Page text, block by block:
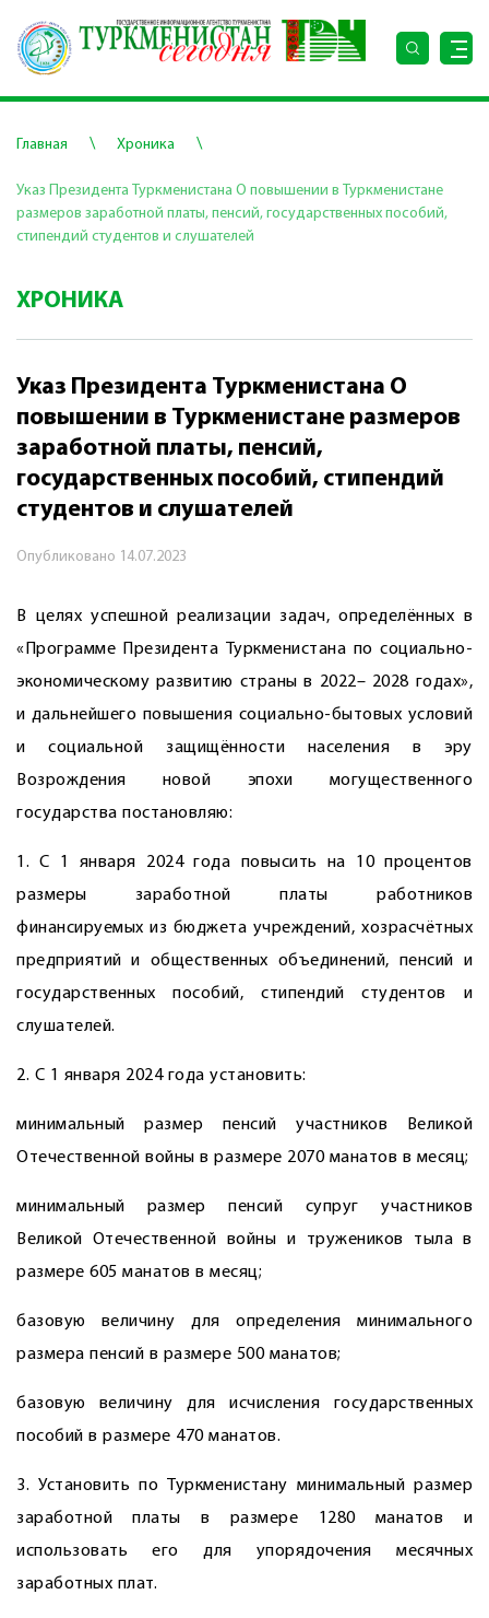
Главная \ Хроника \
Указ Президента Туркменистана О повышении в Туркменистане
размеров заработной платы, пенсий, государственных пособий,
стипендий студентов и слушателей
ХРОНИКА
Указ Президента Туркменистана О
повышении в Туркменистане размеров
заработной платы, пенсий,
государственных пособий, стипендий
студентов и слушателей
Опубликовано 14.07.2023
В целях успешной реализации задач, определённых в
«Программе Президента Туркменистана по социально-
экономическому развитию страны в 2022– 2028 годах»,
и дальнейшего повышения социально-бытовых условий
и социальной защищённости населения в эру
Возрождения новой эпохи могущественного
государства постановляю:
1. С 1 января 2024 года повысить на 10 процентов
размеры заработной платы работников
финансируемых из бюджета учреждений, хозрасчётных
предприятий и общественных объединений, пенсий и
государственных пособий, стипендий студентов и
слушателей.
2. С 1 января 2024 года установить:
минимальный размер пенсий участников Великой
Отечественной войны в размере 2070 манатов в месяц;
минимальный размер пенсий супруг участников
Великой Отечественной войны и тружеников тыла в
размере 605 манатов в месяц;
базовую величину для определения минимального
размера пенсий в размере 500 манатов;
базовую величину для исчисления государственных
пособий в размере 470 манатов.
3. Установить по Туркменистану минимальный размер
заработной платы в размере 1280 манатов и
использовать его для упорядочения месячных
заработных плат.